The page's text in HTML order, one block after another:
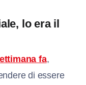
lo era il
fa,
di essere